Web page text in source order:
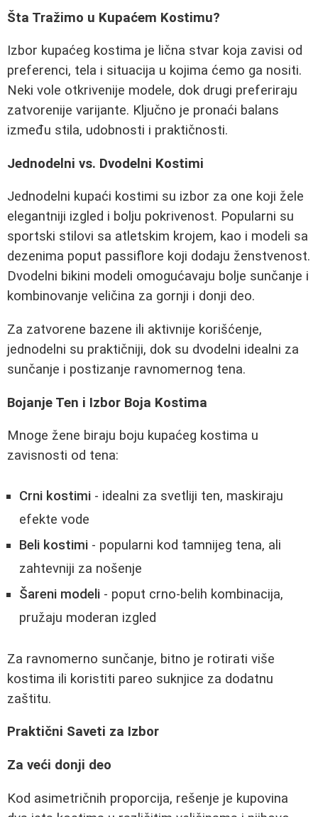
Šta Tražimo u Kupaćem Kostimu?
Izbor kupaćeg kostima je lična stvar koja zavisi od
preferenci, tela i situacija u kojima ćemo ga nositi.
Neki vole otkrivenije modele, dok drugi preferiraju
zatvorenije varijante. Ključno je pronaći balans
između stila, udobnosti i praktičnosti.
Jednodelni vs. Dvodelni Kostimi
Jednodelni kupaći kostimi su izbor za one koji žele
elegantniji izgled i bolju pokrivenost. Popularni su
sportski stilovi sa atletskim krojem, kao i modeli sa
dezenima poput passiflore koji dodaju ženstvenost.
Dvodelni bikini modeli omogućavaju bolje sunčanje i
kombinovanje veličina za gornji i donji deo.
Za zatvorene bazene ili aktivnije korišćenje,
jednodelni su praktičniji, dok su dvodelni idealni za
sunčanje i postizanje ravnomernog tena.
Bojanje Ten i Izbor Boja Kostima
Mnoge žene biraju boju kupaćeg kostima u
zavisnosti od tena:
Crni kostimi - idealni za svetliji ten, maskiraju
efekte vode
Beli kostimi - popularni kod tamnijeg tena, ali
zahtevniji za nošenje
Šareni modeli - poput crno-belih kombinacija,
pružaju moderan izgled
Za ravnomerno sunčanje, bitno je rotirati više
kostima ili koristiti pareo suknjice za dodatnu
zaštitu.
Praktični Saveti za Izbor
Za veći donji deo
Kod asimetričnih proporcija, rešenje je kupovina